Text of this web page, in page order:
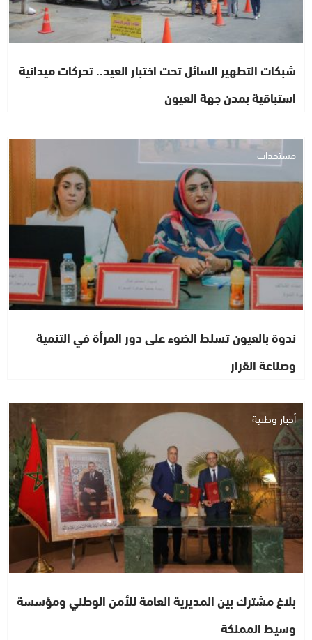
شبكات التطهير السائل تحت اختبار العيد.. تحركات ميدانية
استباقية بمدن جهة العيون
مستجدات
ندوة بالعيون تسلط الضوء على دور المرأة في التنمية
وصناعة القرار
أخبار وطنية
بلاغ مشترك بين المديرية العامة للأمن الوطني ومؤسسة
وسيط المملكة